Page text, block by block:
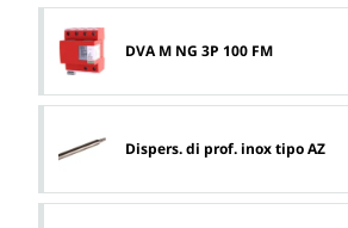
DVA M NG 3P 100 FM
Dispers. di prof. inox tipo AZ